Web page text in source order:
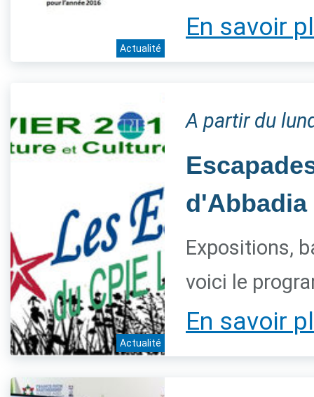
Actualité
En savoir
Actualité
A partir du
d'Abbadia
Expositions,
voici le
En savoir